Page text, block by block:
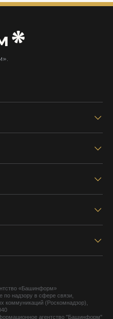
«Башинформ»
по надзору в сфере связи,
коммуникаций (Роскомнадзор),
агентство "Башинформ"